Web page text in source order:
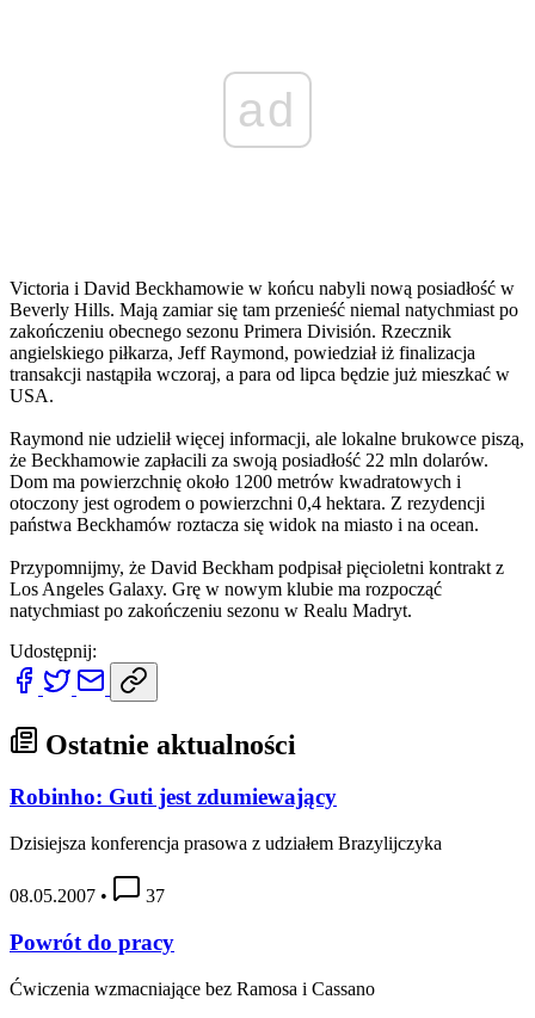
ad
Victoria i David Beckhamowie w końcu nabyli nową posiadłość w
Beverly Hills. Mają zamiar się tam przenieść niemal natychmiast po
zakończeniu obecnego sezonu Primera División. Rzecznik
angielskiego piłkarza, Jeff Raymond, powiedział iż finalizacja
transakcji nastąpiła wczoraj, a para od lipca będzie już mieszkać w
USA.
Raymond nie udzielił więcej informacji, ale lokalne brukowce piszą,
że Beckhamowie zapłacili za swoją posiadłość 22 mln dolarów.
Dom ma powierzchnię około 1200 metrów kwadratowych i
otoczony jest ogrodem o powierzchni 0,4 hektara. Z rezydencji
państwa Beckhamów roztacza się widok na miasto i na ocean.
Przypomnijmy, że David Beckham podpisał pięcioletni kontrakt z
Los Angeles Galaxy. Grę w nowym klubie ma rozpocząć
natychmiast po zakończeniu sezonu w Realu Madryt.
Udostępnij:
Ostatnie aktualności
Robinho: Guti jest zdumiewający
Dzisiejsza konferencja prasowa z udziałem Brazylijczyka
08.05.2007 • 37
Powrót do pracy
Ćwiczenia wzmacniające bez Ramosa i Cassano